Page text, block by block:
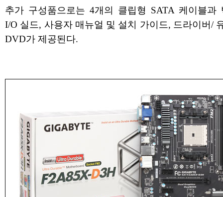
추가 구성품으로는 4개의 클립형 SATA 케이블과
I/O 실드, 사용자 매뉴얼 및 설치 가이드, 드라이버/
DVD가 제공된다.